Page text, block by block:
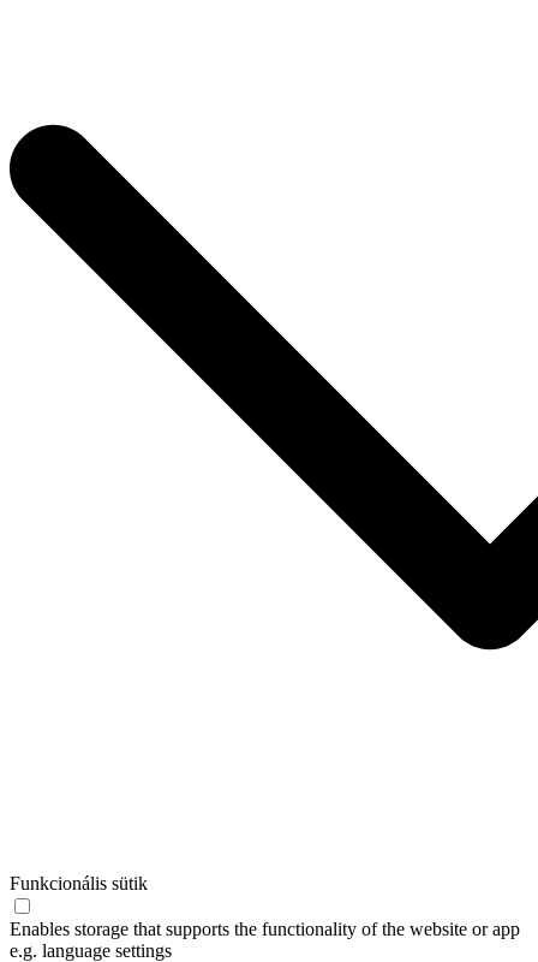
Funkcionális sütik
Enables storage that supports the functionality of the website or app
e.g. language settings